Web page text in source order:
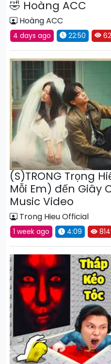
🤣 Hoàng ACC
Hoàng ACC
4 days ago 22:50
(S)TRONG Trọng
Mỗi Em) đến Giây
Music Video
Trong Hieu Official
1 week ago 4:09